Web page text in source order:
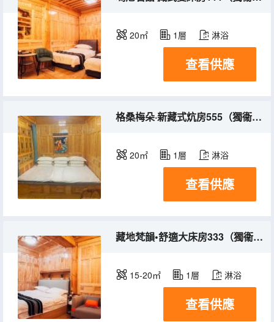
20㎡ 1層 淋浴
查看供應
格桑梅朵·新藏式炕房555（獨衞浴）
20㎡ 1層 淋浴
查看供應
藏地梵韻•舒適大床房333（獨衞浴）
15-20㎡ 1層 淋浴
查看供應